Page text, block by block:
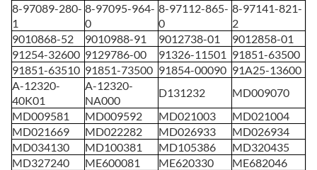
8-97089-280-
1
8-97095-964-
0
8-97112-865-
0
8-97141-821-
2
9010868-52
9010988-91 9012738-01
9012858-01
91254-32600 9129786-00 91326-11501 91851-63500
91851-63510 91851-73500 91854-00090 91A25-13600
A-12320-
40K01
A-12320-
NA000
D131232
MD009070
MD009581
MD009592 MD021003
MD021004
MD021669
MD022282 MD026933
MD026934
MD034130
MD100381 MD105386
MD320435
MD327240
ME600081 ME620330
ME682046